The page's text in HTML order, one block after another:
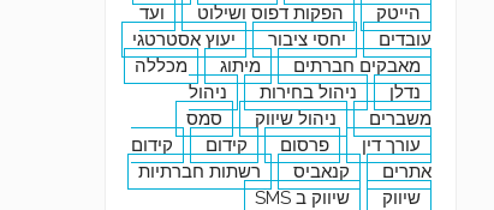
הייטק
הפקות דפוס ושילוט
ועד
עובדים
יחסי ציבור
יעוץ אסטרטגי
מאבקים חברתים
מיתוג
מכללה
נדלן
ניהול בחירות
ניהול
משברים
ניהול שיווק
סמס
עורך דין
פרסום קידום
קידום
אתרים
קנאביס
רשתות חברתיות
שיווק
שיווק ב SMS